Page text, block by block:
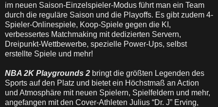
im neuen Saison-Einzelspieler-Modus führt man ein Team
durch die reguläre Saison und die Playoffs. Es gibt zudem 4-
Spieler-Onlinespiele, Koop-Spiele gegen die KI,
verbessertes Matchmaking mit dedizierten Servern,
Dreipunkt-Wettbewerbe, spezielle Power-Ups, selbst
erstellte Spiele und mehr!
NBA 2K Playgrounds 2 bringt die größten Legenden des
Sports auf den Platz und bietet ein Höchstmaß an Action
und Atmosphäre mit neuen Spielern, Spielfeldern und mehr,
angefangen mit den Cover-Athleten Julius “Dr. J” Erving,